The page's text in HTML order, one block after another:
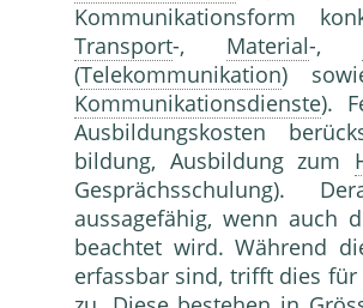
Kommunikationsform
Transport-, Material-,
(Telekommunikation)
Kommunikationsdienste).
Ausbildungskosten
bildung, Ausbildung zum
Gesprächsschulung).
aussagefähig, wenn auch
beachtet wird. Während
erfassbar sind, trifft dies für